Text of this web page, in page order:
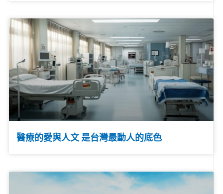
醫療的愛與人文 是台灣最動人的底色